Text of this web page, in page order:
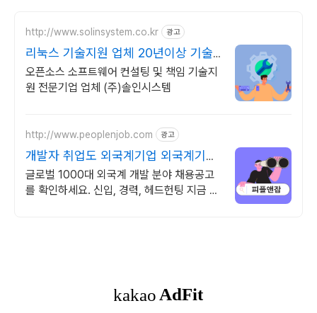
http://www.solinsystem.co.kr 광고
리눅스 기술지원 업체 20년이상 기술
지원 노하우
오픈소스 소프트웨어 컨설팅 및 책임 기술지
원 전문기업 업체 (주)솔인시스템
http://www.peoplenjob.com 광고
개발자 취업도 외국계기업 외국계기업
채용, 피플앤잡
글로벌 1000대 외국계 개발 분야 채용공고
를 확인하세요. 신입, 경력, 헤드헌팅 지금 지